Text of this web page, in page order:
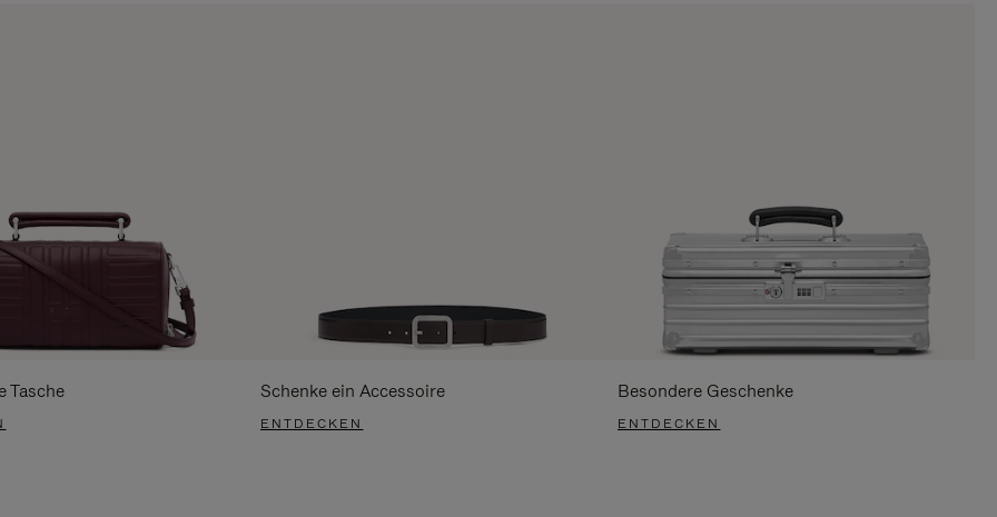
Tasche Schenke ein Accessoire
ENTDECKEN
Besondere Geschenke
ENTDECKEN